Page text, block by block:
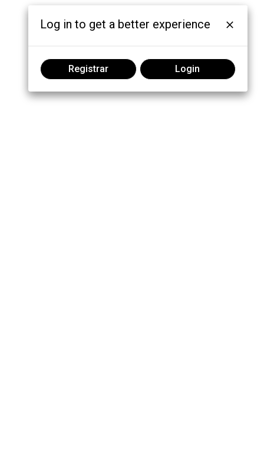
Log in to get a better experience
Registrar Login